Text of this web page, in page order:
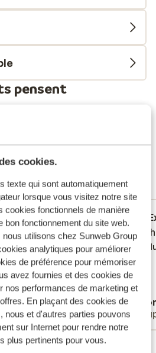
cookies.
texte qui sont automatiquement
lorsque vous visitez notre site
cookies fonctionnels de manière
bon fonctionnement du site web.
utilisons chez Sunweb Group
analytiques pour améliorer
de préférence pour mémoriser
avez fournies et des cookies de
nos performances de marketing et
En plaçant des cookies de
nous et d'autres parties pouvons
sur Internet pour rendre notre
plus pertinents pour vous.
pensent
expérience avec notre
par couples
il y a 4 semaines
Goede ontvangst.
Zeer uitgebreid en
aanbod was
gezonder willen eten.
Goede ontvangst.
Zeer uitgebreid en
aanbod was
gezonder willen eten.
(FR)
Goed
Goed
les 67 avis